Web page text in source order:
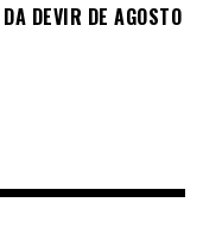
DEVIR DE AGOSTO